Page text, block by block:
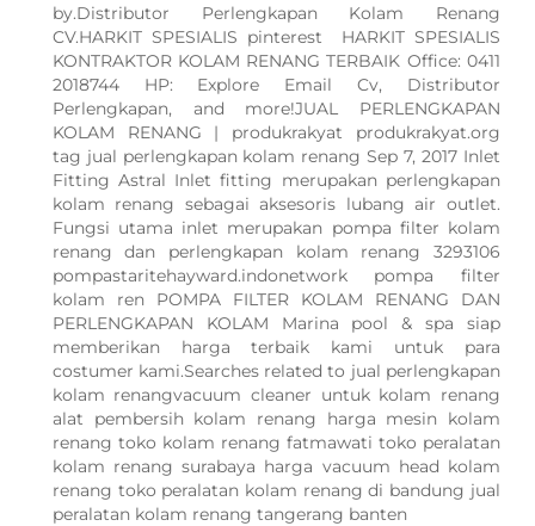
by.Distributor Perlengkapan Kolam Renang
CV.HARKIT SPESIALIS pinterest HARKIT SPESIALIS
KONTRAKTOR KOLAM RENANG TERBAIK Office: 0411
2018744 HP: Explore Email Cv, Distributor
Perlengkapan, and more!JUAL PERLENGKAPAN
KOLAM RENANG | produkrakyat produkrakyat.org
tag jual perlengkapan kolam renang Sep 7, 2017 Inlet
Fitting Astral Inlet fitting merupakan perlengkapan
kolam renang sebagai aksesoris lubang air outlet.
Fungsi utama inlet merupakan pompa filter kolam
renang dan perlengkapan kolam renang 3293106
pompastaritehayward.indonetwork pompa filter
kolam ren POMPA FILTER KOLAM RENANG DAN
PERLENGKAPAN KOLAM Marina pool & spa siap
memberikan harga terbaik kami untuk para
costumer kami.Searches related to jual perlengkapan
kolam renangvacuum cleaner untuk kolam renang
alat pembersih kolam renang harga mesin kolam
renang toko kolam renang fatmawati toko peralatan
kolam renang surabaya harga vacuum head kolam
renang toko peralatan kolam renang di bandung jual
peralatan kolam renang tangerang banten